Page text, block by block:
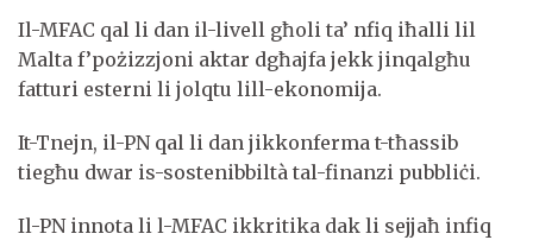
Il-MFAC qal li dan il-livell għoli ta’ nfiq iħalli lil
Malta f’pożizzjoni aktar dgħajfa jekk jinqalgħu
fatturi esterni li jolqtu lill-ekonomija.
It-Tnejn, il-PN qal li dan jikkonferma t-tħassib
tiegħu dwar is-sostenibbiltà tal-finanzi pubbliċi.
Il-PN innota li l-MFAC ikkritika dak li sejjaħ infiq